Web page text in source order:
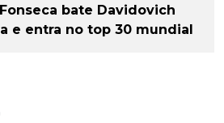
bate Davidovich
e entra no top 30 mundial